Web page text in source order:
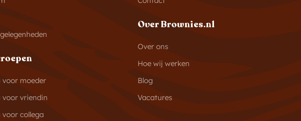
voor moeder
voor vriendin
voor collega
Over Brownies.nl
Over ons
Hoe wij werken
Blog
Vacatures